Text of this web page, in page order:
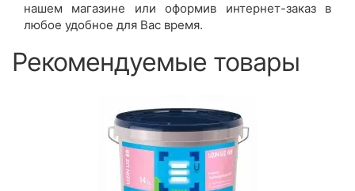
нашем магазине или оформив интернет-заказ в
любое удобное для Вас время.
Рекомендуемые товары